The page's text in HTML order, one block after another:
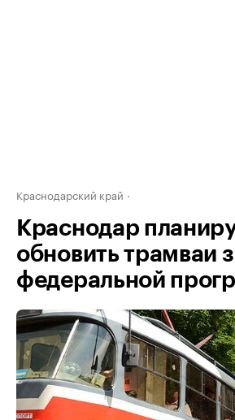
Краснодарский край
Краснодар
обновить трамваи
федеральной